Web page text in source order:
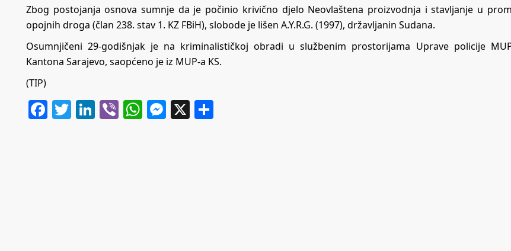
Zbog postojanja osnova sumnje da je počinio krivično djelo Neovlaštena proizvodnja i stavljanje u
opojnih droga (član 238. stav 1. KZ FBiH), slobode je lišen A.Y.R.G. (1997), državljanin Sudana.
Osumnjičeni 29-godišnjak je na kriminalističkoj obradi u službenim prostorijama Uprave policije
Kantona Sarajevo, saopćeno je iz MUP-a KS.
(TIP)
Facebook
Twitter
LinkedIn
ViberWhatsApp
Messenger
X